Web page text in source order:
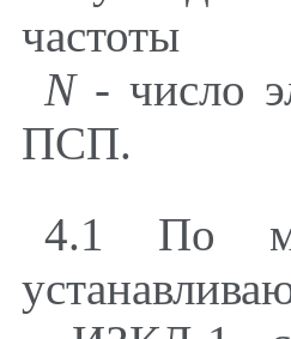
частоты
N- число
ПСП.
4.1 По